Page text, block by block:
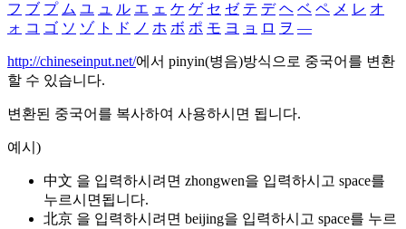
フ ブ プ ム ユ ュ ル エ ェ ケ ゲ セ ゼ テ デ ヘ ベ ペ メ レ オ
ォ コ ゴ ソ ゾ ト ド ノ ホ ボ ポ モ ヨ ョ ロ ヲ ―
http://chineseinput.net/에서 pinyin(병음)방식으로 중국어를 변환
할 수 있습니다.
변환된 중국어를 복사하여 사용하시면 됩니다.
예시)
中文 을 입력하시려면 zhongwen을 입력하시고 space를
누르시면됩니다.
北京 을 입력하시려면 beijing을 입력하시고 space를 누르